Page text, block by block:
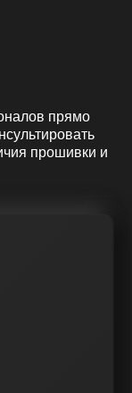
прямо
прошивки и